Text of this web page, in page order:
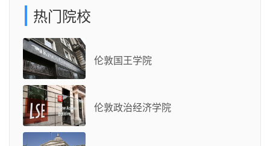
热门院校
伦敦国王学院
伦敦政治经济学院